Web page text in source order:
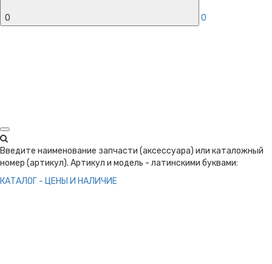
0 0
Введите наименование запчасти (аксессуара) или каталожный
номер (артикул). Артикул и модель - латинскими буквами:
КАТАЛОГ - ЦЕНЫ И НАЛИЧИЕ